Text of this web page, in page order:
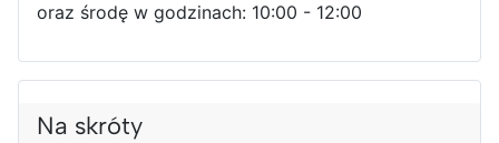
oraz środę w godzinach: 10:00 - 12:00
Na skróty